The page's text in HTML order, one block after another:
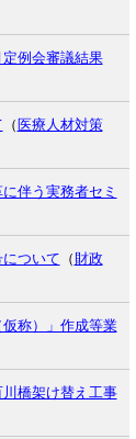
例会審議結果
（ 医療人材対策
伴う実務者セミ
ついて （ 財政
仮称）」作成等業
橋架け替え工事